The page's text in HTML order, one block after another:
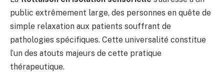
public extrêmement large, des personnes en quête de
simple relaxation aux patients souffrant de
pathologies spécifiques. Cette universalité constitue
l’un des atouts majeurs de cette pratique
thérapeutique.